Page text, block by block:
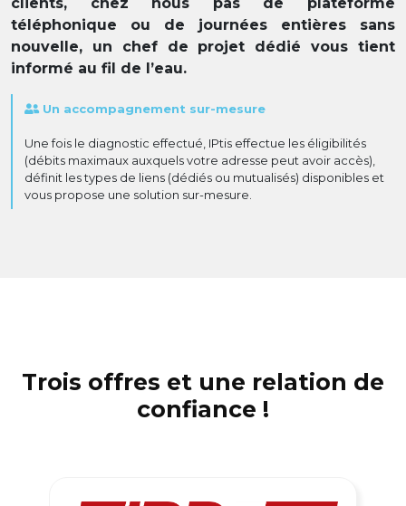
téléphonique ou de journées entières sans
nouvelle, un chef de projet dédié vous tient
informé au fil de l’eau.
Un accompagnement sur-mesure
Une fois le diagnostic effectué, IPtis effectue les éligibilités
(débits maximaux auxquels votre adresse peut avoir accès),
définit les types de liens (dédiés ou mutualisés) disponibles et
vous propose une solution sur-mesure.
Trois offres et une relation de
confiance !